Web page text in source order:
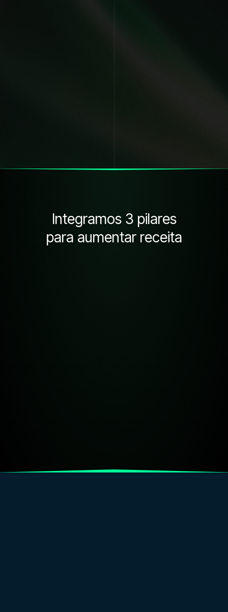
Integramos 3 pilares
para aumentar receita